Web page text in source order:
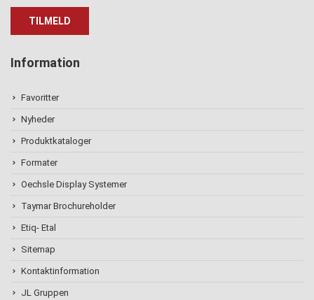
Information
Favoritter
Nyheder
Produktkataloger
Formater
Oechsle Display Systemer
Taymar Brochureholder
Etiq- Etal
Sitemap
Kontaktinformation
JL Gruppen